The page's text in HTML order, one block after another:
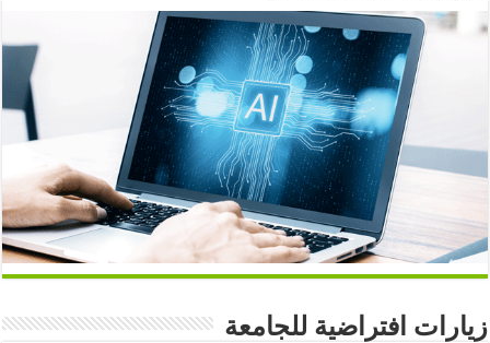
زيارات افتراضية للجامعة